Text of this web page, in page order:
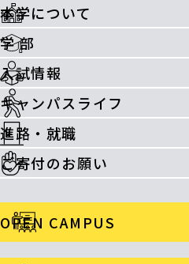
本学について
学 部
入試情報
キャンパスライフ
進路・就職
ご寄付のお願い
OPEN CAMPUS